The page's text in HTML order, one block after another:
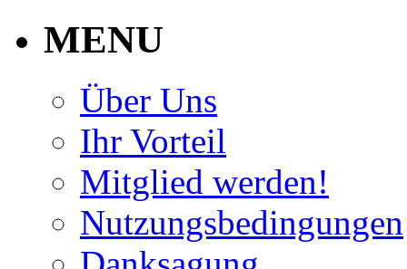
MENU
Über Uns
Ihr Vorteil
Mitglied werden!
Nutzungsbedingungen